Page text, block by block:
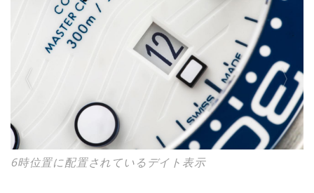
6時位置に配置されているデイト表示